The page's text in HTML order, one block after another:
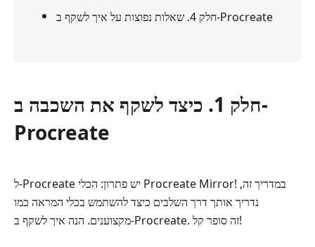
חלק 4. שאלות נפוצות על איך לשקף ב-Procreate
חלק 1. כיצד לשקף את השכבה ב-
Procreate
ל-Procreate יש פתרון: הכלי Procreate Mirror! במדריך זה,
נדריך אותך דרך השלבים כיצד להשתמש בכלי המראה כמו
מקצוענים. הנה איך לשקף ב-Procreate. זה סופר קל!